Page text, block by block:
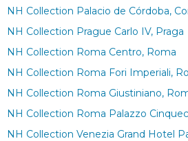
NH Collection Palacio de Córdoba,
NH Collection Prague Carlo IV, Praga
NH Collection Roma Centro, Roma
NH Collection Roma Fori Imperiali,
NH Collection Roma Giustiniano,
NH Collection Roma Palazzo
NH Collection Venezia Grand Hotel